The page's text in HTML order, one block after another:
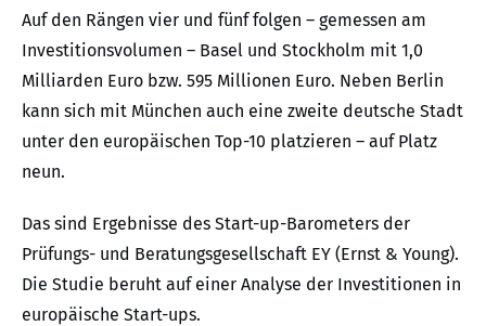
Auf den Rängen vier und fünf folgen – gemessen am
Investitionsvolumen – Basel und Stockholm mit 1,0
Milliarden Euro bzw. 595 Millionen Euro. Neben Berlin
kann sich mit München auch eine zweite deutsche Stadt
unter den europäischen Top-10 platzieren – auf Platz
neun.
Das sind Ergebnisse des Start-up-Barometers der
Prüfungs- und Beratungsgesellschaft EY (Ernst & Young).
Die Studie beruht auf einer Analyse der Investitionen in
europäische Start-ups.